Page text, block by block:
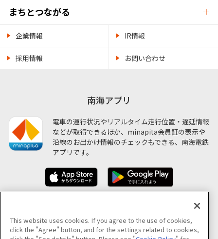
まちとつながる
企業情報 IR情報
採用情報 お問い合わせ
南海アプリ
電車の運行状況やリアルタイム走行位置・遅延情報
などが取得できるほか、minapita会員証の表示や
沿線のお出かけ情報のチェックもできる、南海電鉄
アプリです。
This website uses cookies. If you agree to the use of cookies,
click the "Agree" button, and for the settings related to cookies,